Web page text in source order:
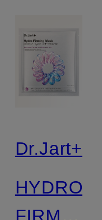
Dr.Jart+
HYDRO
FIRMING